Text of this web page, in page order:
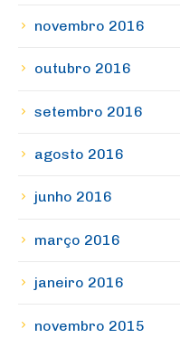
novembro 2016
outubro 2016
setembro 2016
agosto 2016
junho 2016
março 2016
janeiro 2016
novembro 2015